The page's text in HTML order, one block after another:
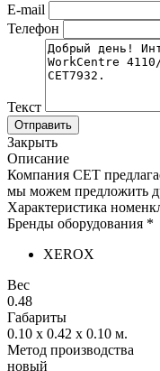
E-mail
Телефон
Текст
Отправить
Закрыть
Описание
Компания CET
мы можем предложить
Характеристика
Бренды оборудования *
XEROX
Вес
0.48
Габариты
0.10 x 0.42 x 0.10 м.
Метод производства
новый